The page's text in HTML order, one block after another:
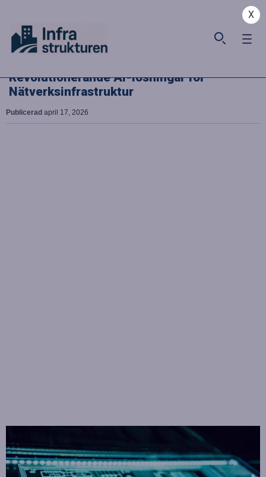
X
Revolutionerande AI-lösningar för
Nätverksinfrastruktur
Publicerad april 17, 2026